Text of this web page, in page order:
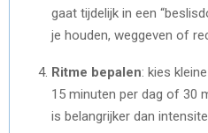
gaat tijdelijk in een
je houden, weggeven of
Ritme bepalen: kies
15 minuten per dag of 30
is belangrijker dan